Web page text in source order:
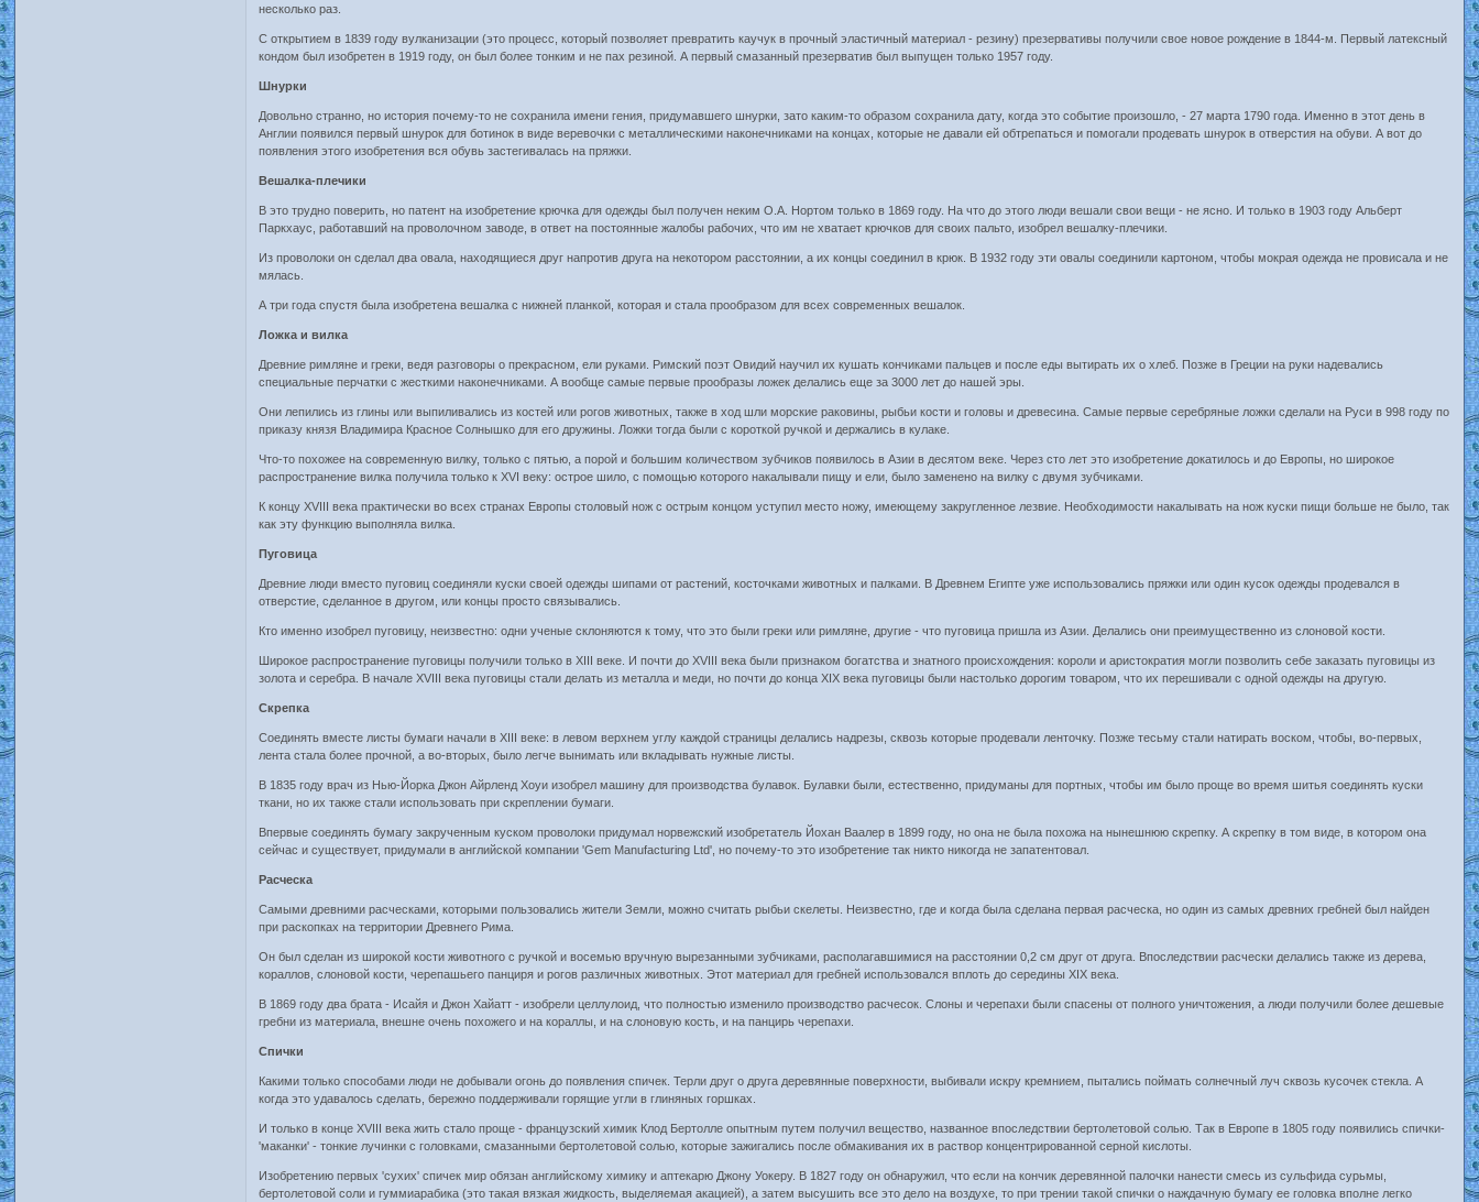
несколько раз.
С открытием в 1839 году вулканизации (это процесс, который позволяет превратить каучук в прочный эластичный материал - резину) презервативы получили свое новое рождение в 1844-м. Первый латексный
кондом был изобретен в 1919 году, он был более тонким и не пах резиной. А первый смазанный презерватив был выпущен только 1957 году.
Шнурки
Довольно странно, но история почему-то не сохранила имени гения, придумавшего шнурки, зато каким-то образом сохранила дату, когда это событие произошло, - 27 марта 1790 года. Именно в этот день в
Англии появился первый шнурок для ботинок в виде веревочки с металлическими наконечниками на концах, которые не давали ей обтрепаться и помогали продевать шнурок в отверстия на обуви. А вот до
появления этого изобретения вся обувь застегивалась на пряжки.
Вешалка-плечики
В это трудно поверить, но патент на изобретение крючка для одежды был получен неким О.А. Нортом только в 1869 году. На что до этого люди вешали свои вещи - не ясно. И только в 1903 году Альберт
Паркхаус, работавший на проволочном заводе, в ответ на постоянные жалобы рабочих, что им не хватает крючков для своих пальто, изобрел вешалку-плечики.
Из проволоки он сделал два овала, находящиеся друг напротив друга на некотором расстоянии, а их концы соединил в крюк. В 1932 году эти овалы соединили картоном, чтобы мокрая одежда не провисала и не
мялась.
А три года спустя была изобретена вешалка с нижней планкой, которая и стала прообразом для всех современных вешалок.
Ложка и вилка
Древние римляне и греки, ведя разговоры о прекрасном, ели руками. Римский поэт Овидий научил их кушать кончиками пальцев и после еды вытирать их о хлеб. Позже в Греции на руки надевались
специальные перчатки с жесткими наконечниками. А вообще самые первые прообразы ложек делались еще за 3000 лет до нашей эры.
Они лепились из глины или выпиливались из костей или рогов животных, также в ход шли морские раковины, рыбьи кости и головы и древесина. Самые первые серебряные ложки сделали на Руси в 998 году по
приказу князя Владимира Красное Солнышко для его дружины. Ложки тогда были с короткой ручкой и держались в кулаке.
Что-то похожее на современную вилку, только с пятью, а порой и большим количеством зубчиков появилось в Азии в десятом веке. Через сто лет это изобретение докатилось и до Европы, но широкое
распространение вилка получила только к XVI веку: острое шило, с помощью которого накалывали пищу и ели, было заменено на вилку с двумя зубчиками.
К концу XVIII века практически во всех странах Европы столовый нож с острым концом уступил место ножу, имеющему закругленное лезвие. Необходимости накалывать на нож куски пищи больше не было, так
как эту функцию выполняла вилка.
Пуговица
Древние люди вместо пуговиц соединяли куски своей одежды шипами от растений, косточками животных и палками. В Древнем Египте уже использовались пряжки или один кусок одежды продевался в
отверстие, сделанное в другом, или концы просто связывались.
Кто именно изобрел пуговицу, неизвестно: одни ученые склоняются к тому, что это были греки или римляне, другие - что пуговица пришла из Азии. Делались они преимущественно из слоновой кости.
Широкое распространение пуговицы получили только в XIII веке. И почти до XVIII века были признаком богатства и знатного происхождения: короли и аристократия могли позволить себе заказать пуговицы из
золота и серебра. В начале XVIII века пуговицы стали делать из металла и меди, но почти до конца XIX века пуговицы были настолько дорогим товаром, что их перешивали с одной одежды на другую.
Скрепка
Соединять вместе листы бумаги начали в XIII веке: в левом верхнем углу каждой страницы делались надрезы, сквозь которые продевали ленточку. Позже тесьму стали натирать воском, чтобы, во-первых,
лента стала более прочной, а во-вторых, было легче вынимать или вкладывать нужные листы.
В 1835 году врач из Нью-Йорка Джон Айрленд Хоуи изобрел машину для производства булавок. Булавки были, естественно, придуманы для портных, чтобы им было проще во время шитья соединять куски
ткани, но их также стали использовать при скреплении бумаги.
Впервые соединять бумагу закрученным куском проволоки придумал норвежский изобретатель Йохан Ваалер в 1899 году, но она не была похожа на нынешнюю скрепку. А скрепку в том виде, в котором она
сейчас и существует, придумали в английской компании 'Gem Manufacturing Ltd', но почему-то это изобретение так никто никогда не запатентовал.
Расческа
Самыми древними расческами, которыми пользовались жители Земли, можно считать рыбьи скелеты. Неизвестно, где и когда была сделана первая расческа, но один из самых древних гребней был найден
при раскопках на территории Древнего Рима.
Он был сделан из широкой кости животного с ручкой и восемью вручную вырезанными зубчиками, располагавшимися на расстоянии 0,2 см друг от друга. Впоследствии расчески делались также из дерева,
кораллов, слоновой кости, черепашьего панциря и рогов различных животных. Этот материал для гребней использовался вплоть до середины XIX века.
В 1869 году два брата - Исайя и Джон Хайатт - изобрели целлулоид, что полностью изменило производство расчесок. Слоны и черепахи были спасены от полного уничтожения, а люди получили более дешевые
гребни из материала, внешне очень похожего и на кораллы, и на слоновую кость, и на панцирь черепахи.
Спички
Какими только способами люди не добывали огонь до появления спичек. Терли друг о друга деревянные поверхности, выбивали искру кремнием, пытались поймать солнечный луч сквозь кусочек стекла. А
когда это удавалось сделать, бережно поддерживали горящие угли в глиняных горшках.
И только в конце XVIII века жить стало проще - французский химик Клод Бертолле опытным путем получил вещество, названное впоследствии бертолетовой солью. Так в Европе в 1805 году появились спички-
'маканки' - тонкие лучинки с головками, смазанными бертолетовой солью, которые зажигались после обмакивания их в раствор концентрированной серной кислоты.
Изобретению первых 'сухих' спичек мир обязан английскому химику и аптекарю Джону Уокеру. В 1827 году он обнаружил, что если на кончик деревянной палочки нанести смесь из сульфида сурьмы,
бертолетовой соли и гуммиарабика (это такая вязкая жидкость, выделяемая акацией), а затем высушить все это дело на воздухе, то при трении такой спички о наждачную бумагу ее головка вполне легко